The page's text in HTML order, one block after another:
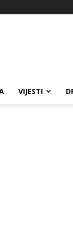
VIJESTI